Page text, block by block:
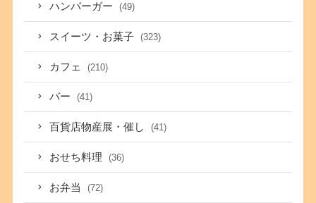
ハンバーガー (49)
スイーツ・お菓子 (323)
カフェ (210)
バー (41)
百貨店物産展・催し (41)
おせち料理 (36)
お弁当 (72)